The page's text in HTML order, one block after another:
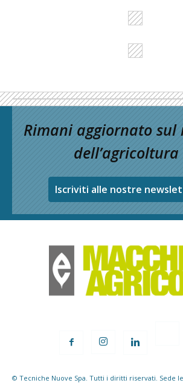
Rimani aggiornato sul
dell’agricoltura
Iscriviti alle nostre
© Tecniche Nuove Spa. Tutti i diritti riservati. Sede